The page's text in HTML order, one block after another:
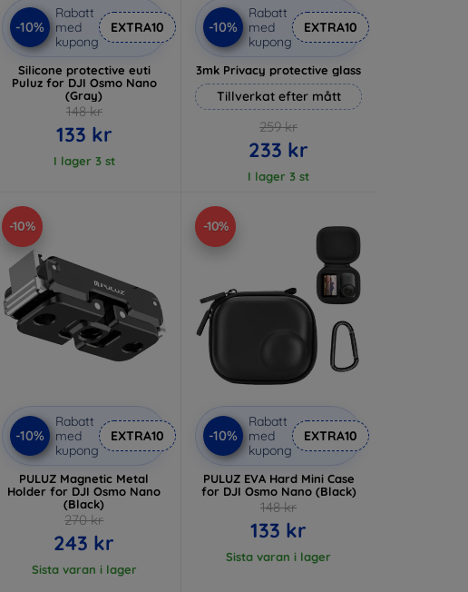
-10%
Rabatt
med
kupong
EXTRA10
Silicone protective euti
Puluz for DJI Osmo Nano
(Gray)
148 kr
133 kr
I lager 3 st
-10%
Rabatt
med
kupong
EXTRA10
3mk Privacy protective glass
Tillverkat efter mått
259 kr
233 kr
I lager 3 st
-10%
-10%
Rabatt
med
kupong
EXTRA10
PULUZ Magnetic Metal
Holder for DJI Osmo Nano
(Black)
270 kr
243 kr
Sista varan i lager
-10%
-10%
Rabatt
med
kupong
EXTRA10
PULUZ EVA Hard Mini Case
for DJI Osmo Nano (Black)
148 kr
133 kr
Sista varan i lager